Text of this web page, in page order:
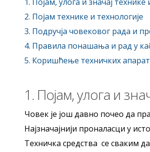
2. Појам технике и технологије
3. Подручја човековог рада и
4. Правила понашања и рад у
5. Коришћење техничких
1. Појам, улога и
Човек је још давно почео да
Најзначајнији проналасци у
Техничка средства се сваким